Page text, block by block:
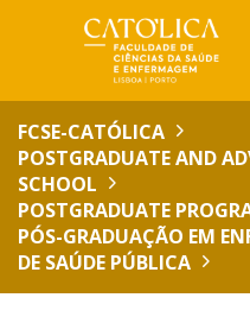
FCSE-CATÓLICA
POSTGRADUATE AND
SCHOOL
POSTGRADUATE
PÓS-GRADUAÇÃO EM
DE SAÚDE PÚBLICA